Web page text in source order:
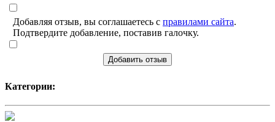
Добавляя отзыв, вы соглашаетесь с правилами сайта.
Подтвердите добавление, поставив галочку.
Добавить отзыв
Категории: